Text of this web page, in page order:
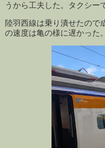
うから工夫した。タクシー
陸羽西線は乗り潰せたので
の速度は亀の様に遅かった